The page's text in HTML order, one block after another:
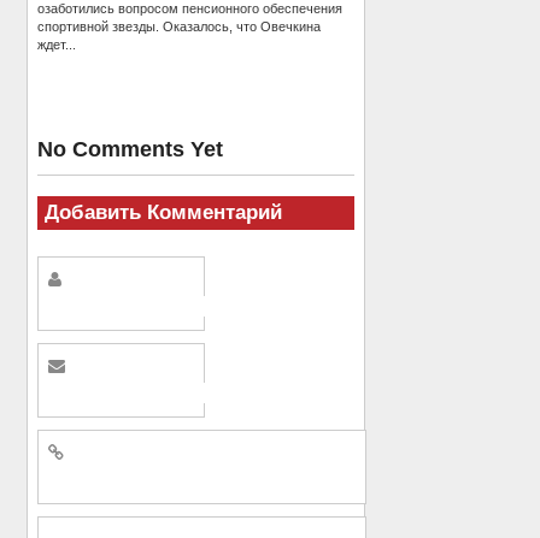
озаботились вопросом пенсионного обеспечения
спортивной звезды. Оказалось, что Овечкина
ждет...
No Comments Yet
Добавить Комментарий